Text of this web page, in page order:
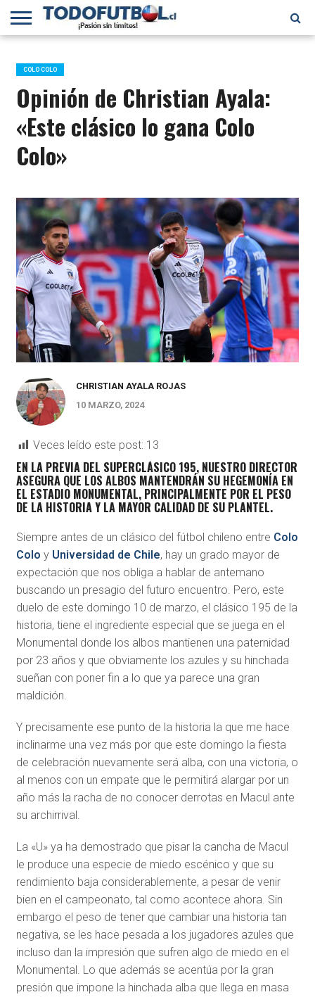
PRIMERA
B
SELECCIÓN
CHILENA
CHILENOS
EN EL
MUNDO
FÚTBOL
INTERNACIONAL
COLO COLO
Opinión de Christian Ayala:
«Este clásico lo gana Colo
Colo»
CHRISTIAN AYALA ROJAS
10 MARZO, 2024
Veces leído este post: 13
EN LA PREVIA DEL SUPERCLÁSICO 195, NUESTRO DIRECTOR
ASEGURA QUE LOS ALBOS MANTENDRÁN SU HEGEMONÍA EN
EL ESTADIO MONUMENTAL, PRINCIPALMENTE POR EL PESO
DE LA HISTORIA Y LA MAYOR CALIDAD DE SU PLANTEL.
Siempre antes de un clásico del fútbol chileno entre Colo
Colo y Universidad de Chile, hay un grado mayor de
expectación que nos obliga a hablar de antemano
buscando un presagio del futuro encuentro. Pero, este
duelo de este domingo 10 de marzo, el clásico 195 de la
historia, tiene el ingrediente especial que se juega en el
Monumental donde los albos mantienen una paternidad
por 23 años y que obviamente los azules y su hinchada
sueñan con poner fin a lo que ya parece una gran
maldición.
Y precisamente ese punto de la historia la que me hace
inclinarme una vez más por que este domingo la fiesta
de celebración nuevamente será alba, con una victoria, o
al menos con un empate que le permitirá alargar por un
año más la racha de no conocer derrotas en Macul ante
su archirrival.
La «U» ya ha demostrado que pisar la cancha de Macul
le produce una especie de miedo escénico y que su
rendimiento baja considerablemente, a pesar de venir
bien en el campeonato, tal como acontece ahora. Sin
embargo el peso de tener que cambiar una historia tan
negativa, se les hace pesada a los jugadores azules que
incluso dan la impresión que sufren algo de miedo en el
Monumental. Lo que además se acentúa por la gran
presión que impone la hinchada alba que llega en masa